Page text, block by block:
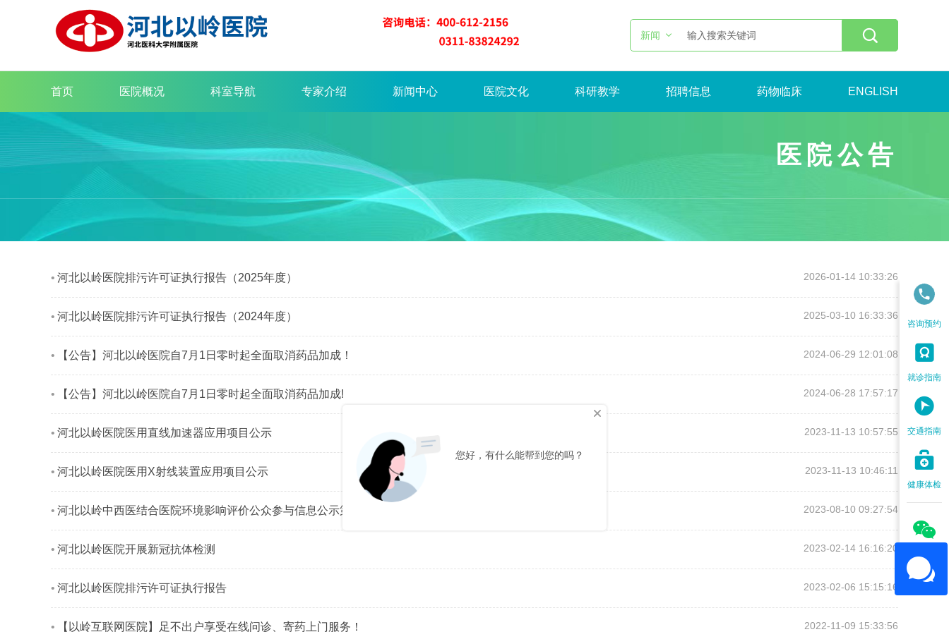
新闻 
首页 医院概况 科室导航 专家介绍 新闻中心 医院文化 科研教学 招聘信息 药物临床 ENGLISH
医院公告
河北以岭医院排污许可证执行报告（2025年度） 2026-01-14 10:33:26
河北以岭医院排污许可证执行报告（2024年度） 2025-03-10 16:33:36
【公告】河北以岭医院自7月1日零时起全面取消药品加成！ 2024-06-29 12:01:08
【公告】河北以岭医院自7月1日零时起全面取消药品加成! 2024-06-28 17:57:17
河北以岭医院医用直线加速器应用项目公示 2023-11-13 10:57:55
河北以岭医院医用X射线装置应用项目公示 2023-11-13 10:46:11
河北以岭中西医结合医院环境影响评价公众参与信息公示第一次公示 2023-08-10 09:27:54
河北以岭医院开展新冠抗体检测 2023-02-14 16:16:20
河北以岭医院排污许可证执行报告 2023-02-06 15:15:16
【以岭互联网医院】足不出户享受在线问诊、寄药上门服务！ 2022-11-09 15:33:56
咨询预约

就诊指南

交通指南

健康体检
